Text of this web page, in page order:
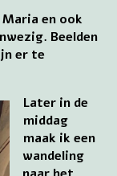
en ook
Beelden
er te
Later in de
middag
maak ik een
wandeling